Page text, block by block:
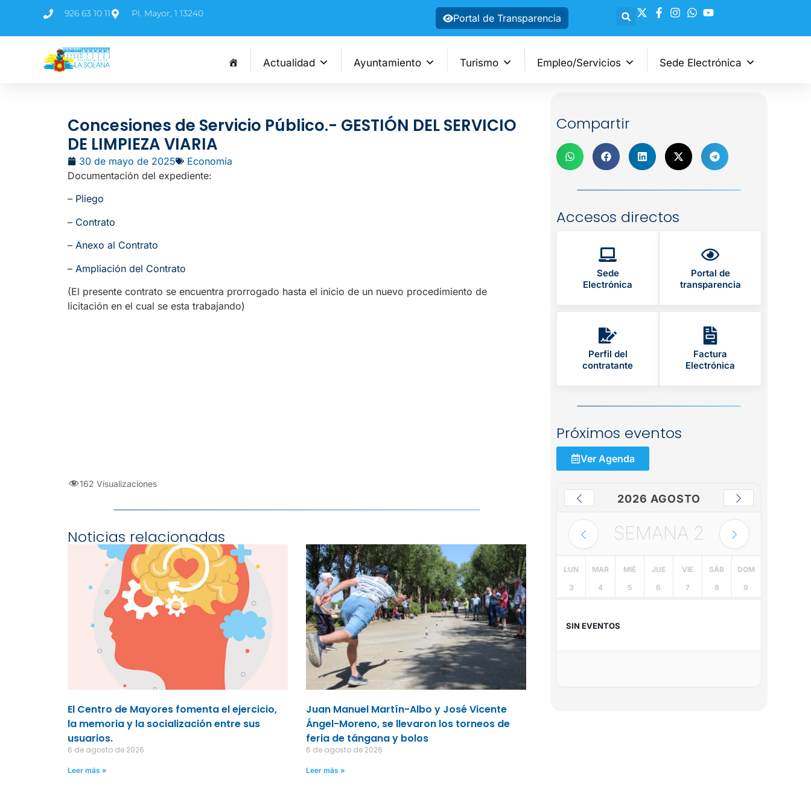
926 63 10 11 Pl. Mayor, 1 13240 Portal de Transparencia
Actualidad Ayuntamiento Turismo Empleo/Servicios Sede Electrónica
Concesiones de Servicio Público.- GESTIÓN DEL SERVICIO
DE LIMPIEZA VIARIA
30 de mayo de 2025
Economía
Documentación del expediente:
– Pliego
– Contrato
– Anexo al Contrato
– Ampliación del Contrato
(El presente contrato se encuentra prorrogado hasta el inicio de un nuevo procedimiento de
licitación en el cual se esta trabajando)
162 Visualizaciones
Noticias relacionadas
El Centro de Mayores fomenta el ejercicio,
la memoria y la socialización entre sus
usuarios.
6 de agosto de 2026
Leer más »
Juan Manuel Martín-Albo y José Vicente
Ángel-Moreno, se llevaron los torneos de
feria de tángana y bolos
6 de agosto de 2026
Leer más »
Compartir
Accesos directos
Sede
Electrónica
Portal de
transparencia
Perfil del
contratante
Factura
Electrónica
Próximos eventos
Ver Agenda
2026 AGOSTO
SEMANA 2
LUN
3
MAR
4
MIÉ
5
JUE
6
VIE
7
SÁB
8
DOM
9
SIN EVENTOS